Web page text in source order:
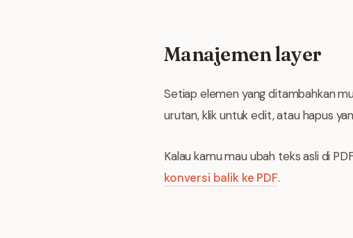
Manajemen layer
Setiap elemen yang ditambahkan
urutan, klik untuk edit, atau hapus
Kalau kamu mau ubah teks asli di
konversi balik ke PDF.